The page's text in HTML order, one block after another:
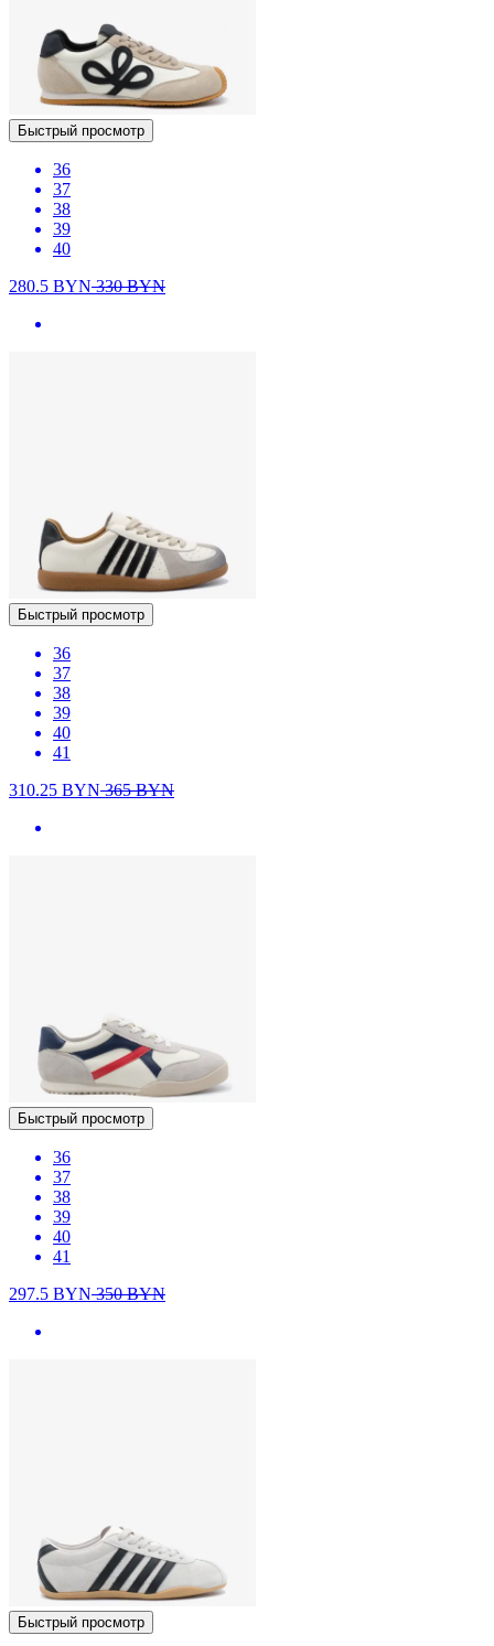
Быстрый просмотр
36
37
38
39
40
280.5 BYN330BYN
Быстрый просмотр
36
37
38
39
40
41
310.25 BYN365BYN
Быстрый просмотр
36
37
38
39
40
41
297.5 BYN350BYN
Быстрый просмотр